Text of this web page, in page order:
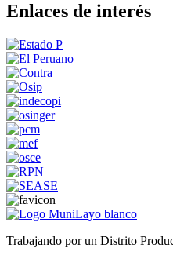
Enlaces de interés
Trabajando por un Distrito